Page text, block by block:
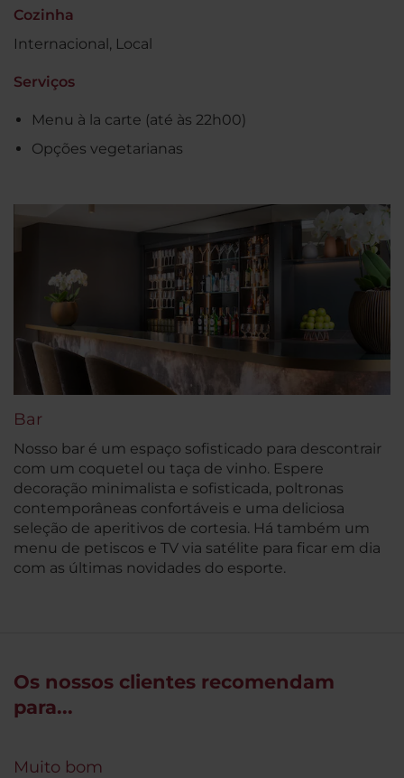
Cozinha
Internacional, Local
Serviços
Menu à la carte (até às 22h00)
Opções vegetarianas
Bar
Nosso bar é um espaço sofisticado para descontrair
com um coquetel ou taça de vinho. Espere
decoração minimalista e sofisticada, poltronas
contemporâneas confortáveis e uma deliciosa
seleção de aperitivos de cortesia. Há também um
menu de petiscos e TV via satélite para ficar em dia
com as últimas novidades do esporte.
Os nossos clientes recomendam
para...
Muito bom